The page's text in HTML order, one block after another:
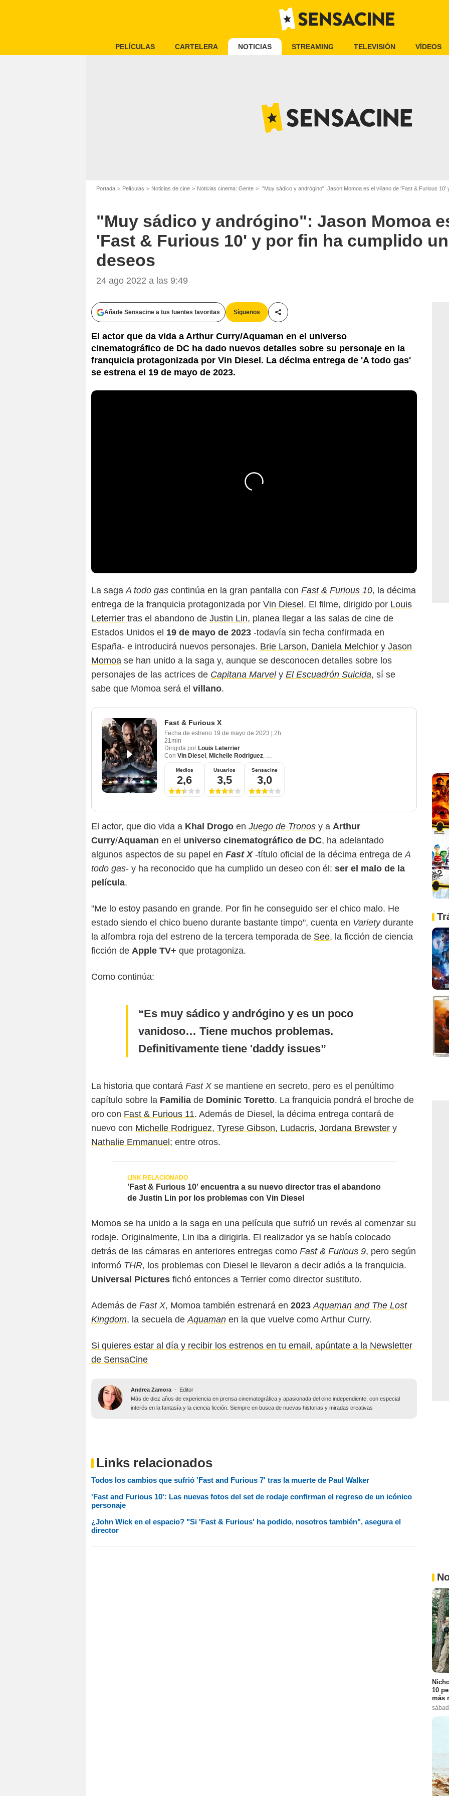
PELÍCULAS CARTELERA NOTICIAS STREAMING TELEVISIÓN VÍDEOS
Portada Películas Noticias de cine Noticias cinema: Gente "Muy sádico y andrógino": Jason Momoa es el villano de 'Fast & Furious 10'
"Muy sádico y andrógino": Jason Momoa
'Fast & Furious 10' y por fin ha cumplido
deseos
24 ago 2022 a las 9:49
Añade Sensacine a tus fuentes favoritas Síguenos
Compartir esta noticia
El actor que da vida a Arthur Curry/Aquaman en el universo
cinematográfico de DC ha dado nuevos detalles sobre su personaje en la
franquicia protagonizada por Vin Diesel. La décima entrega de 'A todo gas'
se estrena el 19 de mayo de 2023.
La sagaA todo gas continúa en la gran pantalla con Fast & Furious 10, la décima
entrega de la franquicia protagonizada por Vin Diesel . El filme, dirigido por Louis
Leterrier tras el abandono de Justin Lin, planea llegar a las salas de cine de
Estados Unidos el 19 de mayo de 2023 -todavía sin fecha confirmada en
España- e introducirá nuevos personajes. Brie Larson, Daniela Melchior y Jason
Momoa se han unido a la saga y, aunque se desconocen detalles sobre los
personajes de las actrices de Capitana Marvely El Escuadrón Suicida, sí se
sabe que Momoa será el villano.
Fast & Furious X
Fecha de estreno 19 de mayo de 2023
2h
21min
Dirigida por Louis Leterrier
Con Vin Diesel , Michelle Rodriguez, Jason Momoa
Medios
2,6
Usuarios
3,5
Sensacine
3,0
El actor, que dio vida a Khal Drogo en Juego de Tronos y a Arthur
Curry/Aquaman en el universo cinematográfico de DC, ha adelantado
algunos aspectos de su papel en Fast X-título oficial de la décima entrega deA
todo gas- y ha reconocido que ha cumplido un deseo con él: ser el malo de la
película.
"Me lo estoy pasando en grande. Por fin he conseguido ser el chico malo. He
estado siendo el chico bueno durante bastante timpo", cuenta en Varietydurante
la alfombra roja del estreno de la tercera temporada de See, la ficción de ciencia
ficción de Apple TV+ que protagoniza.
Como continúa:
Es muy sádico y andrógino y es un poco
vanidoso… Tiene muchos problemas.
Definitivamente tiene 'daddy issues
La historia que contará Fast Xse mantiene en secreto, pero es el penúltimo
capítulo sobre la Familia de Dominic Toretto. La franquicia pondrá el broche de
oro con Fast & Furious 11. Además de Diesel, la décima entrega contará de
nuevo con Michelle Rodriguez, Tyrese Gibson, Ludacris, Jordana Brewster y
Nathalie Emmanuel; entre otros.
'Fast & Furious 10' encuentra a su nuevo director tras el abandono
de Justin Lin por los problemas con Vin Diesel
Momoa se ha unido a la saga en una película que sufrió un revés al comenzar su
rodaje. Originalmente, Lin iba a dirigirla. El realizador ya se había colocado
detrás de las cámaras en anteriores entregas como Fast & Furious 9, pero según
informó THR, los problemas con Diesel le llevaron a decir adiós a la franquicia.
Universal Pictures fichó entonces a Terrier como director sustituto.
Además de Fast X, Momoa también estrenará en 2023 Aquaman and The Lost
Kingdom, la secuela de Aquaman en la que vuelve como Arthur Curry.
Si quieres estar al día y recibir los estrenos en tu email, apúntate a la Newsletter
de SensaCine
Andrea Zamora - Editor
Más de diez años de experiencia en prensa cinematográfica y apasionada del cine independiente, con especial
interés en la fantasía y la ciencia ficción. Siempre en busca de nuevas historias y miradas creativas
Links relacionados
Todos los cambios que sufrió 'Fast and Furious 7' tras la muerte de Paul Walker
'Fast and Furious 10': Las nuevas fotos del set de rodaje confirman el regreso de un icónico
personaje
¿John Wick en el espacio? "Si 'Fast & Furious' ha podido, nosotros también", asegura el
director
10
más